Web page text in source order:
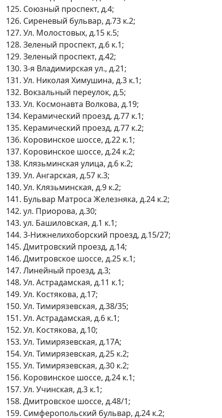
125. Союзный проспект, д.4;
126. Сиреневый бульвар, д.73 к.2;
127. Ул. Молостовых, д.15 к.5;
128. Зеленый проспект, д.6 к.1;
129. Зеленый проспект, д.42;
130. 3-я Владимирская ул., д.21;
131. Ул. Николая Химушина, д.3 к.1;
132. Вокзальный переулок, д.5;
133. Ул. Космонавта Волкова, д.19;
134. Керамический проезд, д.77 к.1;
135. Керамический проезд, д.77 к.2;
136. Коровинское шоссе, д.22 к.1;
137. Коровинское шоссе, д.24 к.2;
138. Клязьминская улица, д.6 к.2;
139. Ул. Ангарская, д.57 к.3;
140. Ул. Клязьминская, д.9 к.2;
141. Бульвар Матроса Железняка, д.24 к.2;
142. ул. Приорова, д.30;
143. ул. Башиловская, д.1 к.1;
144. 3-Нижнелихоборский проезд, д.15/27;
145. Дмитровский проезд, д.14;
146. Дмитровское шоссе, д.25 к.1;
147. Линейный проезд, д.3;
148. Ул. Астрадамская, д.11 к.1;
149. Ул. Костякова, д.17;
150. Ул. Тимирязевская, д.38/35;
151. Ул. Астрадамская, д.6 к.1;
152. Ул. Костякова, д.10;
153. Ул. Тимирязевская, д.17А;
154. Ул. Тимирязевская, д.25 к.2;
155. Ул. Тимирязевская, д.30 к.2;
156. Коровинское шоссе, д.24 к.1;
157. Ул. Учинская, д.3 к.1;
158. Дмитровское шоссе, д.48/1;
159. Симферопольский бульвар, д.24 к.2;